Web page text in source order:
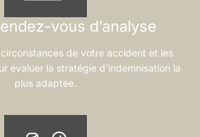
vous d’analyse
de votre accident et les
évaluer la stratégie d’indemnisation la
plus adaptée.